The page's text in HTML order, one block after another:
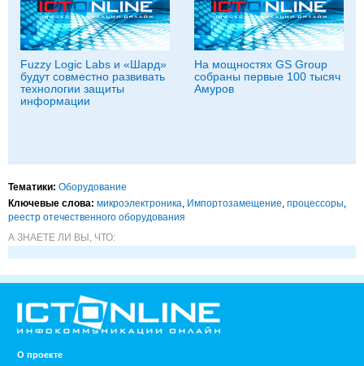
Fuzzy Logic Labs и «Шард»
будут совместно развивать
технологии защиты
информации
На мощностях GS Group
собраны первые 100 тысяч
Амуров
Тематики: Оборудование
Ключевые слова: микроэлектроника, Импорто­замещение, процессоры,
реестр отечественного оборудования
А ЗНАЕТЕ ЛИ ВЫ, ЧТО:
О проекте